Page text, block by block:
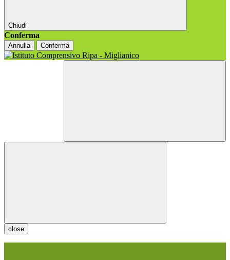
Chiudi
Conferma
Annulla Conferma
close